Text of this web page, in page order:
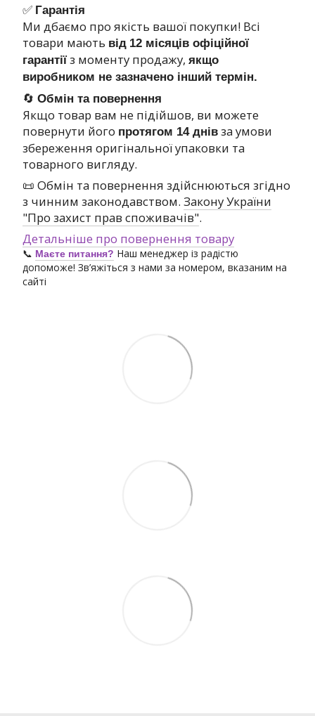
✅ Гарантія
Ми дбаємо про якість вашої покупки! Всі
товари мають від 12 місяців офіційної
гарантії з моменту продажу, якщо
виробником не зазначено інший термін.
🔄 Обмін та повернення
Якщо товар вам не підійшов, ви можете
повернути його протягом 14 днів за умови
збереження оригінальної упаковки та
товарного вигляду.
📜 Обмін та повернення здійснюються згідно
з чинним законодавством. Закону України
"Про захист прав споживачів".
Детальніше про повернення товару
📞 Маєте питання? Наш менеджер із радістю
допоможе! Зв’яжіться з нами за номером, вказаним на
сайті